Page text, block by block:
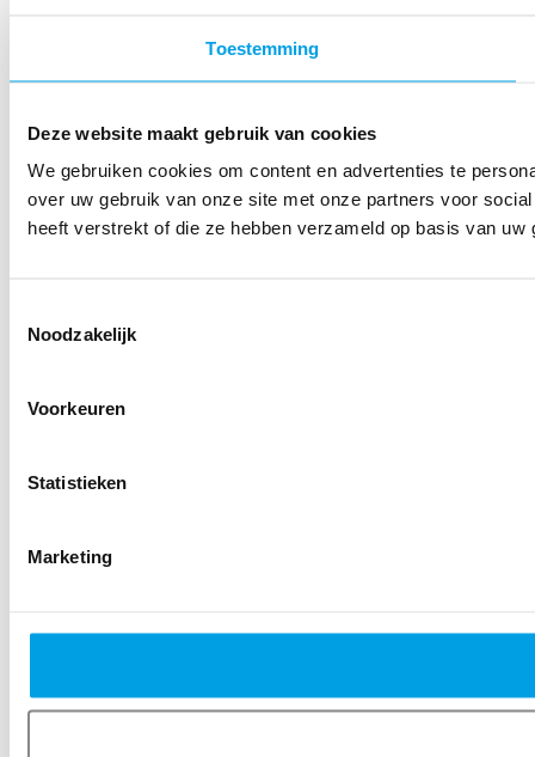
Toestemming
Deze website maakt gebruik van cookies
We gebruiken cookies om content en advertenties te
over uw gebruik van onze site met onze partners voor
heeft verstrekt of die ze hebben verzameld op basis van
Noodzakelijk
Voorkeuren
Statistieken
Marketing